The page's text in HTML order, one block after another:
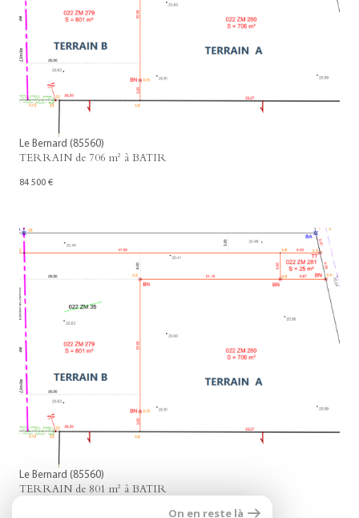
Le Bernard (85560)
TERRAIN de 706 m² à BATIR
84 500 €
Le Bernard (85560)
TERRAIN de 801 m² à BATIR
On en reste là